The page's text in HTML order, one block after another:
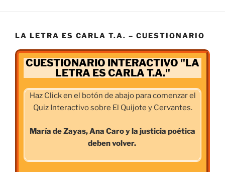
LA LETRA ES CARLA T.A. – CUESTIONARIO
CUESTIONARIO INTERACTIVO "LA
LETRA ES CARLA T.A."
Haz Click en el botón de abajo para comenzar el
Quiz Interactivo sobre El Quijote y Cervantes.
María de Zayas, Ana Caro y la justicia poética
deben volver.